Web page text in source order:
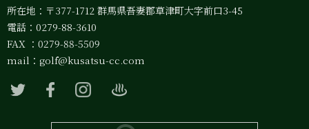
所在地：〒377-1712 群馬県吾妻郡草津町大字前口3-45
電話：0279-88-3610
FAX ：0279-88-5509
mail： golf@kusatsu-cc.com